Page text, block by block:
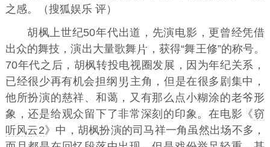
之感。（搜狐娱乐 评）
胡枫上世纪50年代出道，先演电影，更曾经凭借
出众的舞技，演出大量歌舞
，获得“舞王修”的称号。
70年代之后，胡枫转投电视圈发展，因为年纪关系，
已经很少再有机会担纲
主角，但是在很多剧集中，
他所扮演的慈祥、和蔼，又有那么点小糊涂的老爷形
象，还是给观众留下了非常深刻的印象。在电影《窃
听风云2》中，胡枫扮演的司马祥一角虽然出场不多，